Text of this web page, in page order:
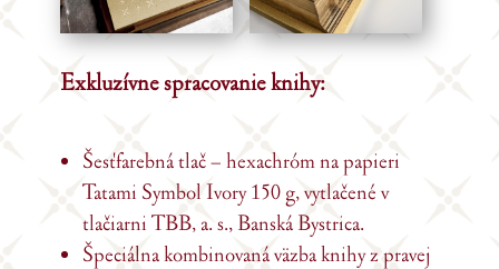
Exkluzívne spracovanie knihy:
Šesťfarebná tlač – hexachróm na papieri
Tatami Symbol Ivory 150 g, vytlačené v
tlačiarni TBB, a. s., Banská Bystrica.
Špeciálna kombinovaná väzba knihy z pravej